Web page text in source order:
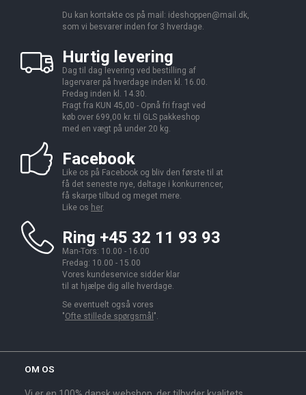
Du kan kontakte os på mail: ideshoppen@mail.dk,
som vi besvarer inden for 3 hverdage.
Hurtig levering
Dag til dag levering ved bestilling af
lagervarer på hverdage inden kl. 16.00.
Fredag inden kl. 14.30.
Fragt fra KUN 45,00 - Opnå fri fragt ved
køb over 699,00 kr. til GLS pakkeshop
med en vægt på under 20 kg.
Facebook
Like os på Facebook og bliv den første til at
få det seneste nye, deltage i konkurrencer,
få skarpe tilbud og meget mere.
Like os her.
Ring +45 32 11 93 93
Man-Tors: 10.00 - 16.00
Fredag: 10.00 - 15.00
Vores kundeservice sidder klar
til at hjælpe dig alle hverdage.
Se eventuelt også vores
"Ofte stillede spørgsmål ".
OM OS